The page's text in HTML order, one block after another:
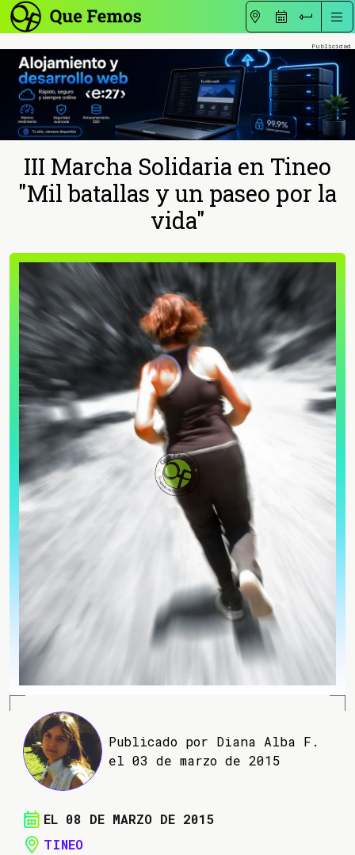
III Marcha Solidaria en Tineo
"Mil batallas y un paseo por la
vida"
Publicado por Diana Alba F.
el 03 de marzo de 2015
EL 08 DE MARZO DE 2015
TINEO